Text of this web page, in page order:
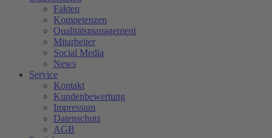
Fakten
Kompetenzen
Qualitätsmanagement
Mitarbeiter
Social Media
News
Service
Kontakt
Kundenbewertung
Impressum
Datenschutz
AGB